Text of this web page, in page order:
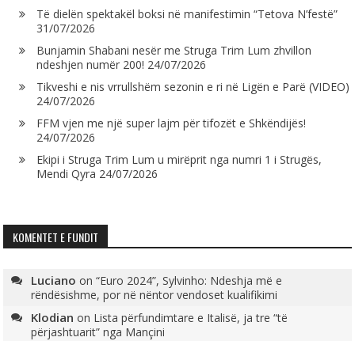
Të dielën spektakël boksi në manifestimin “Tetova N’festë”
31/07/2026
Bunjamin Shabani nesër me Struga Trim Lum zhvillon
ndeshjen numër 200! 24/07/2026
Tikveshi e nis vrrullshëm sezonin e ri në Ligën e Parë (VIDEO)
24/07/2026
FFM vjen me një super lajm për tifozët e Shkëndijës!
24/07/2026
Ekipi i Struga Trim Lum u mirëprit nga numri 1 i Strugës,
Mendi Qyra 24/07/2026
KOMENTET E FUNDIT
Luciano on“Euro 2024”, Sylvinho: Ndeshja më e
rëndësishme, por në nëntor vendoset kualifikimi
Klodian on Lista përfundimtare e Italisë, ja tre “të
përjashtuarit” nga Mançini